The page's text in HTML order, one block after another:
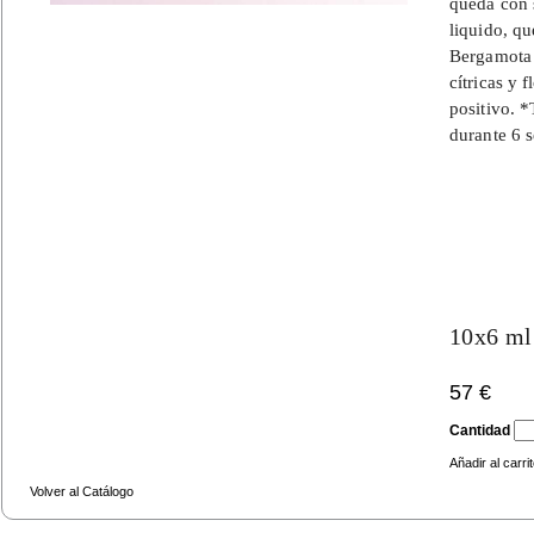
liquido,
cítricas y
positivo.
durante 6
10x6 ml
57 €
Cantidad
Añadir al
Volver al Catálogo